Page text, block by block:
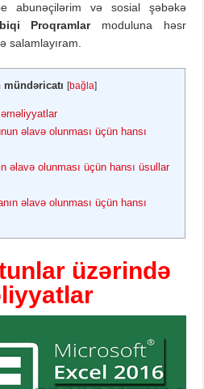
abunəçilərim və sosial şəbəkə
Proqramlar
moduluna həsr
salamlayıram.
mündəricatı [bağla]
əlavə olunması üçün hansı
əlavə olunması üçün hansı üsullar
əlavə olunması üçün hansı
üzərində